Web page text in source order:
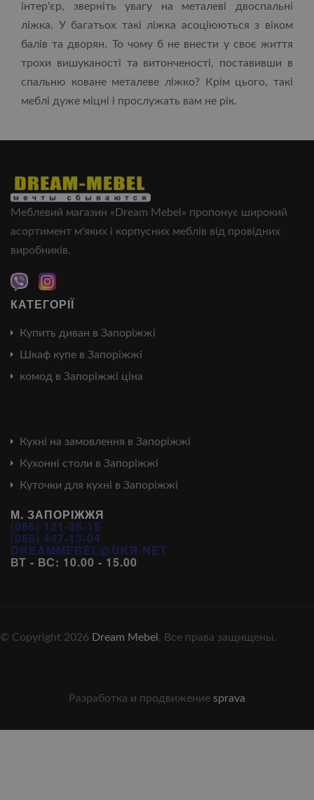
інтер'єр, зверніть увагу на металеві двоспальні
ліжка. У багатьох такі ліжка асоціюються з віком
балів та дворян. То чому б не внести у своє життя
трохи вишуканості та витонченості, поставивши в
спальню коване металеве ліжко? Крім цього, такі
меблі дуже міцні і прослужать вам не рік.
Меблевий магазин «Dream Mebel» пропонує широкий
асортимент м'яких і корпусних меблів від провідних
виробників.
КАТЕГОРІЇ
Купить диван в Запоріжжі
Шкаф купе в Запоріжжі
комод в Запоріжжі ціна
Кухні на замовлення в Запоріжжі
Кухонні столи в Запоріжжі
Куточки для кухні в Запоріжжі
М. ЗАПОРІЖЖЯ
(066) 121-06-15
(068) 447-13-04
DREAMMEBEL@UKR.NET
ВТ - ВС: 10.00 - 15.00
© Copyright 2026 Dream Mebel . Все права защищены.
Разработка и продвижение sprava